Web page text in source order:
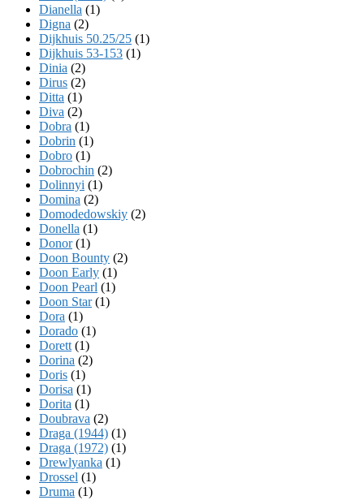
Dianella (1)
Digna (2)
Dijkhuis 50.25/25 (1)
Dijkhuis 53-153 (1)
Dinia (2)
Dirus (2)
Ditta (1)
Diva (2)
Dobra (1)
Dobrin (1)
Dobro (1)
Dobrochin (2)
Dolinnyi (1)
Domina (2)
Domodedowskiy (2)
Donella (1)
Donor(1)
Doon Bounty (2)
Doon Early (1)
Doon Pearl (1)
Doon Star(1)
Dora (1)
Dorado (1)
Dorett (1)
Dorina (2)
Doris (1)
Dorisa (1)
Dorita (1)
Doubrava (2)
Draga (1944) (1)
Draga (1972) (1)
Drewlyanka (1)
Drossel (1)
Druma (1)